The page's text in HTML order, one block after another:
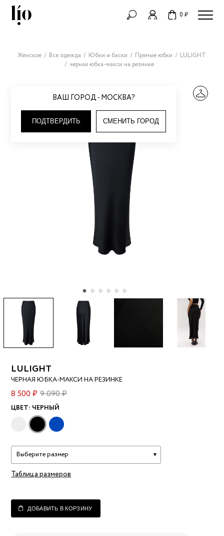
0 ₽
ВАШ ГОРОД - МОСКВА?
ПОДТВЕРДИТЬ СМЕНИТЬ ГОРОД
Женское Вся одежда Юбки и баски Прямые юбки
LULIGHT
черная юбка-макси на резинке
LULIGHT
ЧЕРНАЯ ЮБКА-МАКСИ НА РЕЗИНКЕ
8 500 ₽ 9 090 ₽
ЦВЕТ: ЧЕРНЫЙ
Выберите размер
Таблица размеров
ДОБАВИТЬ В КОРЗИНУ